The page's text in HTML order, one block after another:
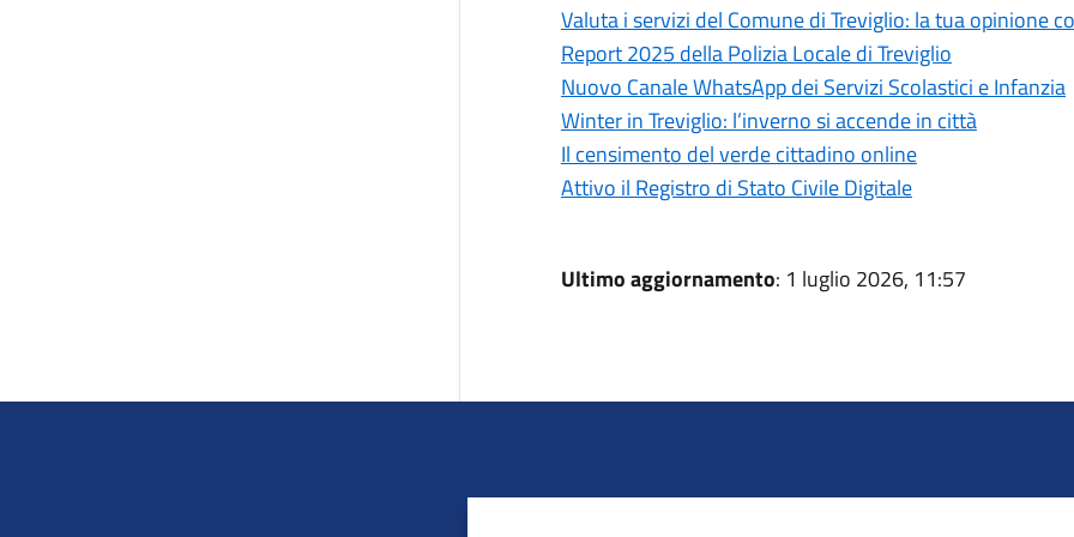
Valuta i servizi del Comune di Treviglio: la tua opinione
Report 2025 della Polizia Locale di Treviglio
Nuovo Canale WhatsApp dei Servizi Scolastici e Infanzia
Winter in Treviglio: l’inverno si accende in città
Il censimento del verde cittadino online
Attivo il Registro di Stato Civile Digitale
Ultimo aggiornamento: 1 luglio 2026, 11:57